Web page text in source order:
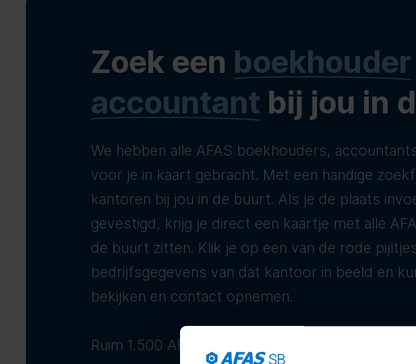
Zoek een boekhouder
accountant bij jou in
We hebben alle AFAS boekhouders,
voor je in kaart gebracht. Met een handige
kantoren bij jou in de buurt. Als je de plaats
gevestigd, krijg je direct een kaartje met alle
de buurt zitten. Klik je op een van de rode
bedrijfsgegevens van dat kantoor in beeld en
bekijken en contact opnemen.
Ruim 1.500 AFAS accountants, boekhouders en